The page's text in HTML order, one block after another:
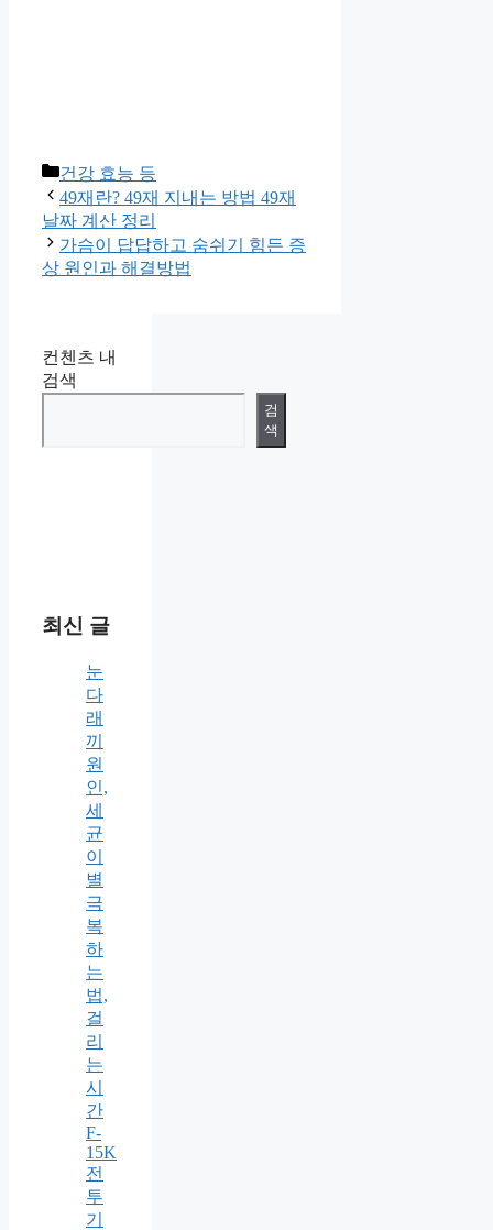
카
테
고
리
건강 효능 등
49재란? 49재 지내는 방법 49재
날짜 계산 정리
가슴이 답답하고 숨쉬기 힘든 증
상 원인과 해결방법
컨첸츠 내
검색
검
색
최신 글
눈
다
래
끼
원
인,
세
균
이
별
극
복
하
는
법,
걸
리
는
시
간
F-
15K
전
투
기